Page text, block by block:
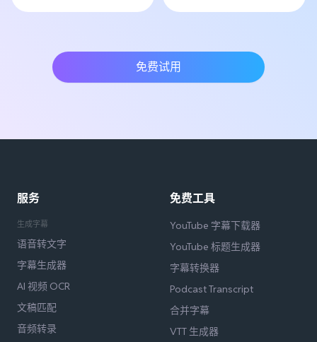
免费试用
服务
生成字幕
语音转文字
字幕生成器
AI 视频 OCR
文稿匹配
音频转录
免费工具
YouTube 字幕下载器
YouTube 标题生成器
字幕转换器
Podcast Transcript
合并字幕
VTT 生成器